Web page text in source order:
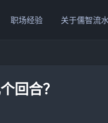
职场经验 关于儒智流
回合？